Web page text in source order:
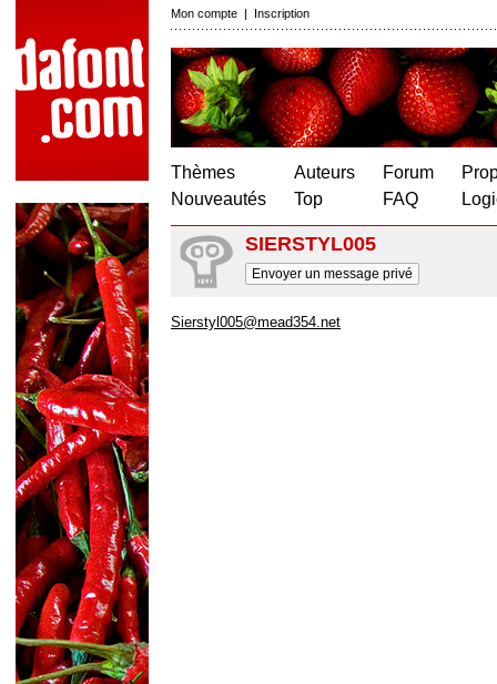
Mon compte | Inscription
Thèmes
Nouveautés
Auteurs
Top
Forum
FAQ
SIERSTYL005
Envoyer un message privé
Sierstyl005@mead354.net